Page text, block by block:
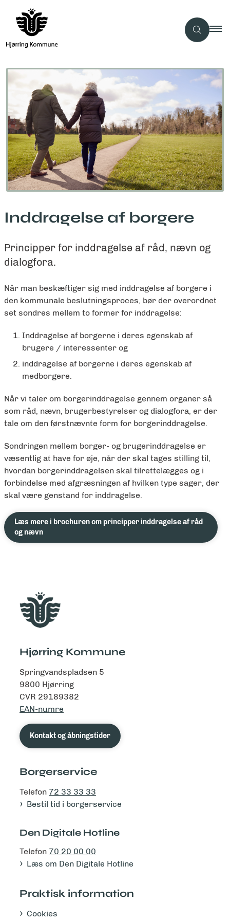
Inddragelse af borgere
Principper for inddragelse af råd, nævn og
dialogfora.
Når man beskæftiger sig med inddragelse af borgere i
den kommunale beslutningsproces, bør der overordnet
set sondres mellem to former for inddragelse:
Inddragelse af borgerne i deres egenskab af
brugere / interessenter og
inddragelse af borgerne i deres egenskab af
medborgere.
Når vi taler om borgerinddragelse gennem organer så
som råd, nævn, brugerbestyrelser og dialogfora, er der
tale om den førstnævnte form for borgerinddragelse.
Sondringen mellem borger- og brugerinddragelse er
væsentlig at have for øje, når der skal tages stilling til,
hvordan borgerinddragelsen skal tilrettelægges og i
forbindelse med afgræsningen af hvilken type sager, der
skal være genstand for inddragelse.
Læs mere i brochuren om principper inddragelse af råd
og nævn
Hjørring Kommune
Springvandspladsen 5
9800 Hjørring
CVR 29189382
EAN-numre
Kontakt og åbningstider
Borgerservice
Telefon 72 33 33 33
Bestil tid i borgerservice
Den Digitale Hotline
Telefon 70 20 00 00
Læs om Den Digitale Hotline
Praktisk information
Cookies